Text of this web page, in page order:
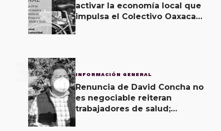
activar la economía local que
impulsa el Colectivo Oaxaca
3 INFORMACIÓN GENERAL
Renuncia de David Concha no
es negociable reiteran
trabajadores de salud;